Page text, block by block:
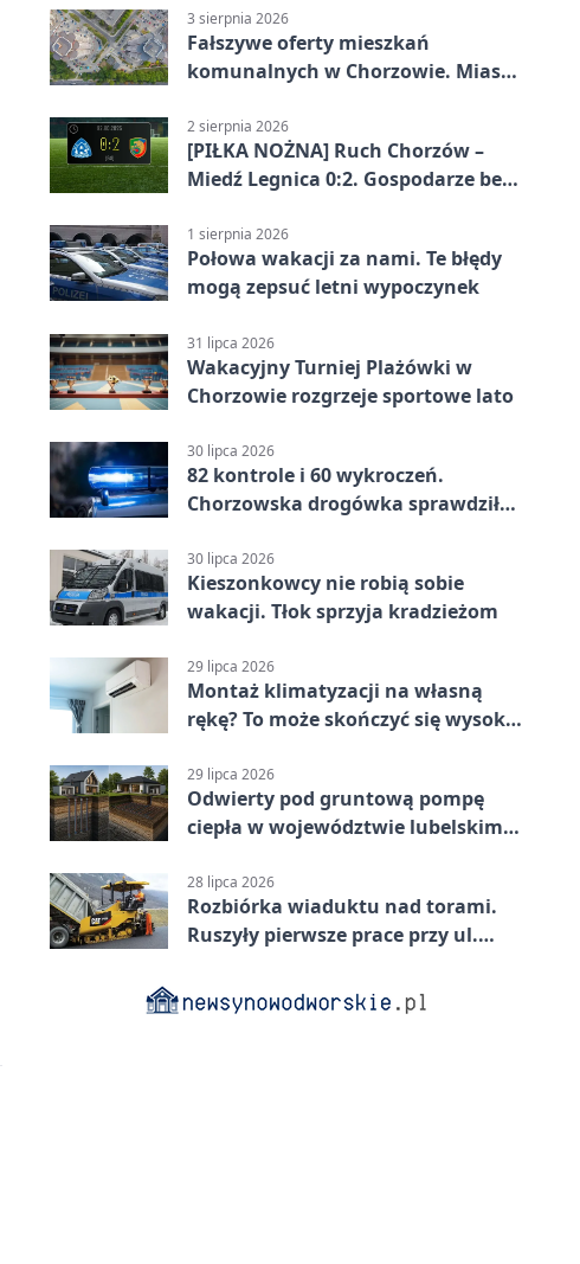
3 sierpnia 2026
Fałszywe oferty mieszkań
komunalnych w Chorzowie. Miasto
2 sierpnia 2026
[PIŁKA NOŻNA] Ruch Chorzów –
Miedź Legnica 0:2. Gospodarze bez
1 sierpnia 2026
Połowa wakacji za nami. Te błędy
mogą zepsuć letni wypoczynek
31 lipca 2026
Wakacyjny Turniej Plażówki w
Chorzowie rozgrzeje sportowe lato
30 lipca 2026
82 kontrole i 60 wykroczeń.
Chorzowska drogówka sprawdziła
30 lipca 2026
Kieszonkowcy nie robią sobie
wakacji. Tłok sprzyja kradzieżom
29 lipca 2026
Montaż klimatyzacji na własną
rękę? To może skończyć się wysoką
29 lipca 2026
Odwierty pod gruntową pompę
ciepła w województwie lubelskim -
28 lipca 2026
Rozbiórka wiaduktu nad torami.
Ruszyły pierwsze prace przy ul.